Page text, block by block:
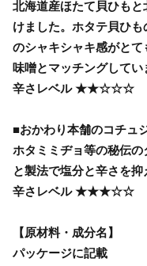
北海道産ほたて貝ひも
けました。ホタテ貝ひ
のシャキシャキ感がと
味噌とマッチングしてい
辛さレベル ★★☆☆☆
■おかわり本舗のコチュ
ホタミミヂョ等の秘伝
と製法で塩分と辛さを抑
辛さレベル ★★★☆☆
【原材料・成分名】
パッケージに記載